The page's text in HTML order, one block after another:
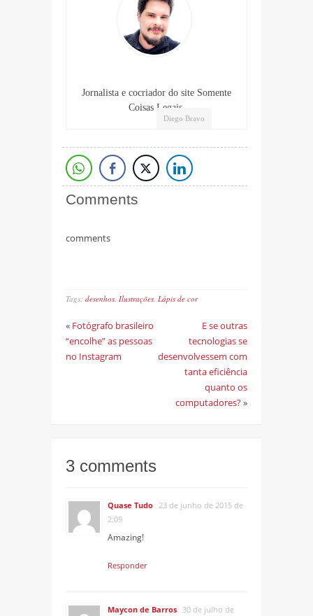
Diego Bravo
Jornalista e cocriador do site Somente
Coisas Legais.
Comments
comments
Tags: desenhos, Ilustrações, Lápis de cor
« Fotógrafo brasileiro
“encolhe” as pessoas
no Instagram
E se outras
tecnologias se
desenvolvessem com
tanta eficiência
quanto os
computadores?»
3 comments
Quase Tudo 23 de junho de 2015 de
2:09
Amazing!
Responder
Maycon de Barros 30 de julho de